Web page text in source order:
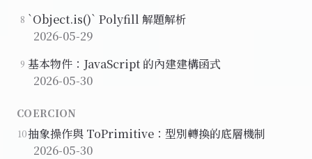
8 `Object.is()` Polyfill 解題解析
2026-05-29
9 基本物件：JavaScript 的內建建構函式
2026-05-30
COERCION
10抽象操作與 ToPrimitive：型別轉換的底層機制
2026-05-30